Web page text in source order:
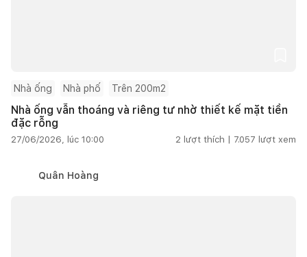
Nhà ống Nhà phố Trên 200m2
Nhà ống vẫn thoáng và riêng tư nhờ thiết kế mặt tiền
đặc rỗng
27/06/2026, lúc 10:00 2 lượt thích | 7.057 lượt xem
Quân Hoàng